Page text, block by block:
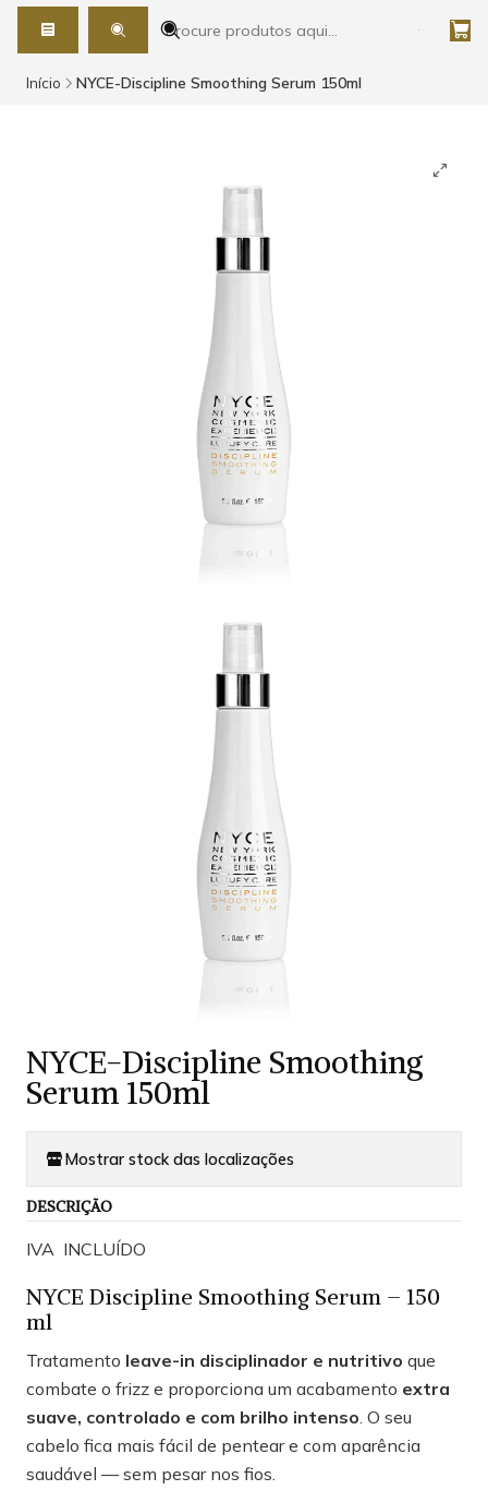
Início NYCE-Discipline Smoothing Serum 150ml
NYCE-Discipline Smoothing
Serum 150ml
Mostrar stock das localizações
DESCRIÇÃO
IVA INCLUÍDO
NYCE Discipline Smoothing Serum – 150
ml
Tratamento leave-in disciplinador e nutritivo que
combate o frizz e proporciona um acabamento extra
suave, controlado e com brilho intenso. O seu
cabelo fica mais fácil de pentear e com aparência
saudável — sem pesar nos fios.